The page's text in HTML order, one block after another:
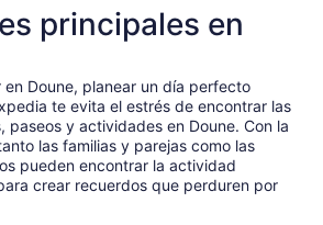
principales en
Doune, planear un día perfecto
te evita el estrés de encontrar las
paseos y actividades en Doune. Con la
las familias y parejas como las
pueden encontrar la actividad
crear recuerdos que perduren por